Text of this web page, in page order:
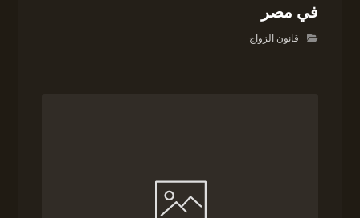
في مصر
قانون الزواج